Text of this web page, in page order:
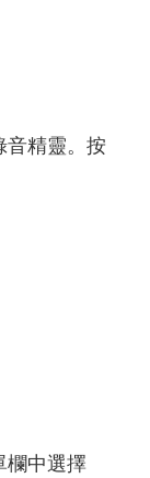
精靈。按
欄中選擇